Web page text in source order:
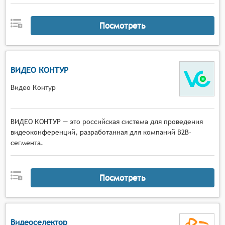
Посмотреть
ВИДЕО КОНТУР
Видео Контур
ВИДЕО КОНТУР — это российская система для проведения
видеоконференций, разработанная для компаний B2B-
сегмента.
Посмотреть
Видеоселектор